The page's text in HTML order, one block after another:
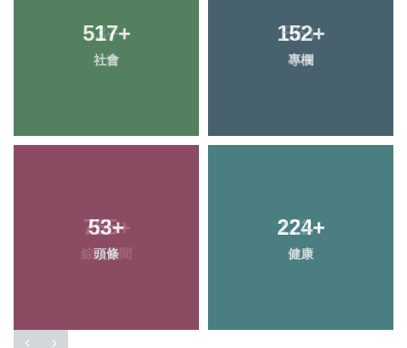
517+
社會
152+
專欄
53+
頭條
224+
健康
3+
大陸
86+
宗教
755+
綜合新聞
172+
旅遊